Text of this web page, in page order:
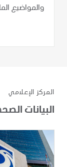
والمواضيع
المركز الإعلامي
البيانات